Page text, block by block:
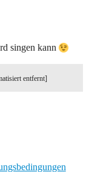
singen kann
entfernt]